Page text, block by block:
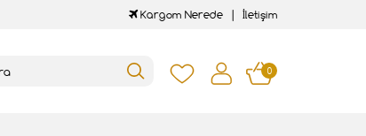
Kargom Nerede İletişim
0